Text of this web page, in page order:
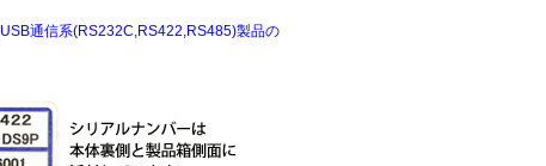
USB通信系(RS232C,RS422,RS485)製品の